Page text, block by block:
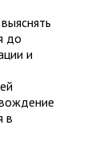
до
и
в